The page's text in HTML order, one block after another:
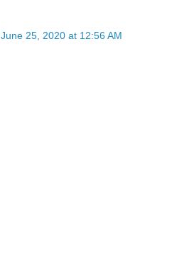
June 25, 2020 at 12:56 AM